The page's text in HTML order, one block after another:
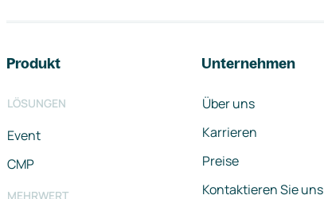
Produkt
LÖSUNGEN
Event
CMP
MEHRWERT
Unternehmen
Über uns
Karrieren
Preise
Kontaktieren Sie uns